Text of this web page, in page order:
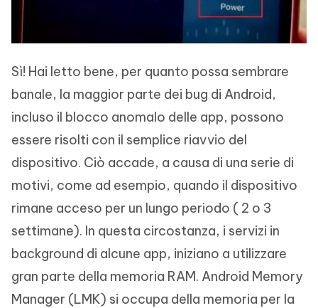
Sì! Hai letto bene, per quanto possa sembrare
banale, la maggior parte dei bug di Android,
incluso il blocco anomalo delle app, possono
essere risolti con il semplice riavvio del
dispositivo. Ciò accade, a causa di una serie di
motivi, come ad esempio, quando il dispositivo
rimane acceso per un lungo periodo ( 2 o 3
settimane). In questa circostanza, i servizi in
background di alcune app, iniziano a utilizzare
gran parte della memoria RAM. Android Memory
Manager (LMK) si occupa della memoria per la